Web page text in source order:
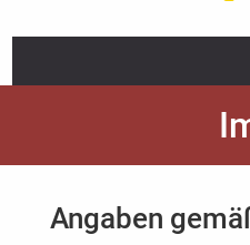
About us
Projects
Angaben